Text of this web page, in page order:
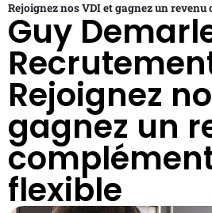
Rejoignez nos VDI et gagnez un
Guy
Rejoignez
gagnez un
flexible